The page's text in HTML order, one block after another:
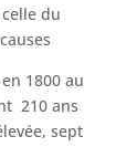
du
1800 au
210 ans
sept